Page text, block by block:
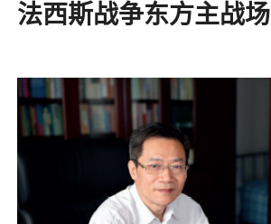
法西斯战争东方主战场